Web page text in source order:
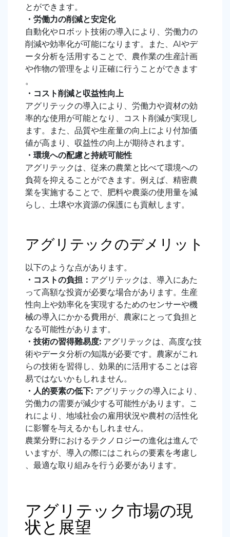
とができます。
・ 労働力の削減と安定化
自動化やロボット技術の導入により、労働力の
削減や効率化が可能になります。また、AIやデ
ータ分析を活用することで、農作業の生産計画
や作物の管理をより正確に行うことができます
。
・ コスト削減と収益性向上
アグリテックの導入により、労働力や資材の効
率的な使用が可能となり、コスト削減が実現し
ます。また、品質や生産量の向上により付加価
値が高まり、収益性の向上が期待されます。
・ 環境への配慮と持続可能性
アグリテックは、従来の農業と比べて環境への
負荷を抑えることができます。例えば、精密農
業を実施することで、肥料や農薬の使用量を減
らし、土壌や水資源の保護にも貢献します。
アグリテックのデメリット
以下のような点があります。
・ コストの負担： アグリテックは、導入にあた
って高額な投資が必要な場合があります。生産
性向上や効率化を実現するためのセンサーや機
械の導入にかかる費用が、農家にとって負担と
なる可能性があります。
・ 技術の習得難易度: アグリテックは、高度な技
術やデータ分析の知識が必要です。農家がこれ
らの技術を習得し、効果的に活用することは容
易ではないかもしれません。
・ 人的要素の低下: アグリテックの導入により、
労働力の需要が減少する可能性があります。こ
れにより、地域社会の雇用状況や農村の活性化
に影響を与えるかもしれません。
農業分野におけるテクノロジーの進化は進んで
いますが、導入の際にはこれらの要素を考慮し
、最適な取り組みを行う必要があります。
アグリテック市場の現
状と展望